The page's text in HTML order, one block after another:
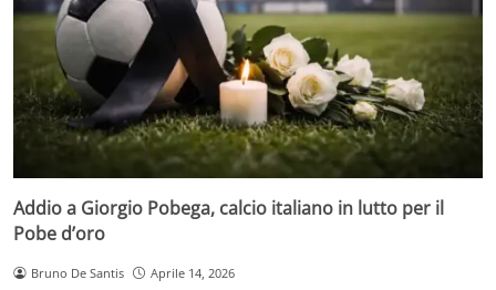
Addio a Giorgio Pobega, calcio italiano in lutto per il
Pobe d’oro
Bruno De Santis Aprile 14, 2026